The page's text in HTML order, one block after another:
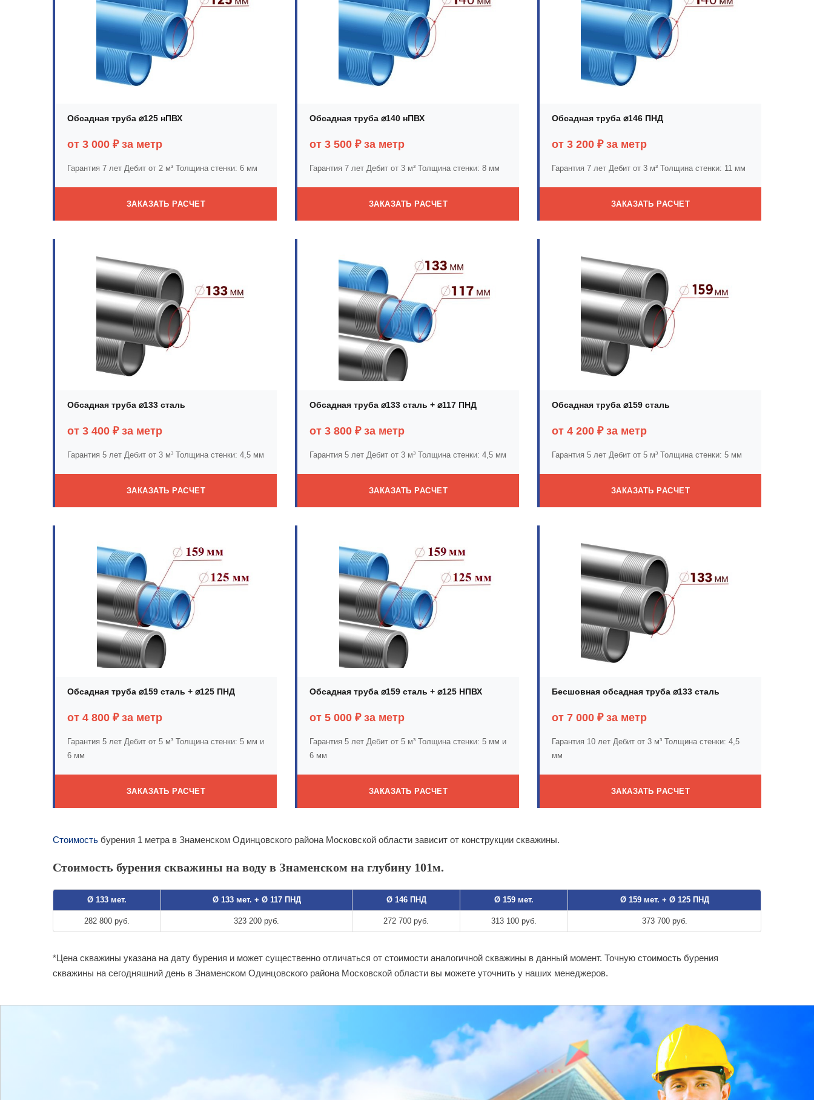
Обсадная труба ⌀125 нПВХ
от 3 000 ₽ за метр
Гарантия 7 лет Дебит от 2 м³ Толщина стенки: 6 мм
ЗАКАЗАТЬ РАСЧЕТ
Обсадная труба ⌀140 нПВХ
от 3 500 ₽ за метр
Гарантия 7 лет Дебит от 3 м³ Толщина стенки: 8 мм
ЗАКАЗАТЬ РАСЧЕТ
Обсадная труба ⌀146 ПНД
от 3 200 ₽ за метр
Гарантия 7 лет Дебит от 3 м³ Толщина стенки: 11 мм
ЗАКАЗАТЬ РАСЧЕТ
Обсадная труба ⌀133 сталь
от 3 400 ₽ за метр
Гарантия 5 лет Дебит от 3 м³ Толщина стенки: 4,5 мм
ЗАКАЗАТЬ РАСЧЕТ
Обсадная труба ⌀133 сталь + ⌀117 ПНД
от 3 800 ₽ за метр
Гарантия 5 лет Дебит от 3 м³ Толщина стенки: 4,5 мм
ЗАКАЗАТЬ РАСЧЕТ
Обсадная труба ⌀159 сталь
от 4 200 ₽ за метр
Гарантия 5 лет Дебит от 5 м³ Толщина стенки: 5 мм
ЗАКАЗАТЬ РАСЧЕТ
Обсадная труба ⌀159 сталь + ⌀125 ПНД
от 4 800 ₽ за метр
Гарантия 5 лет Дебит от 5 м³ Толщина стенки: 5 мм и
6 мм
ЗАКАЗАТЬ РАСЧЕТ
Обсадная труба ⌀159 сталь + ⌀125 НПВХ
от 5 000 ₽ за метр
Гарантия 5 лет Дебит от 5 м³ Толщина стенки: 5 мм и
6 мм
ЗАКАЗАТЬ РАСЧЕТ
Бесшовная обсадная труба ⌀133 сталь
от 7 000 ₽ за метр
Гарантия 10 лет Дебит от 3 м³ Толщина стенки: 4,5
мм
ЗАКАЗАТЬ РАСЧЕТ
Стоимость бурения 1 метра в Знаменском Одинцовского района Московской области зависит от конструкции скважины.
Стоимость бурения скважины на воду в Знаменском на глубину 101м.
Ø 133 мет. Ø 133 мет. + Ø 117 ПНД Ø 146 ПНД Ø 159 мет. Ø 159 мет. + Ø 125 ПНД
282 800 руб. 323 200 руб. 272 700 руб. 313 100 руб. 373 700 руб.
*Цена скважины указана на дату бурения и может существенно отличаться от стоимости аналогичной скважины в данный момент. Точную стоимость бурения
скважины на сегодняшний день в Знаменском Одинцовского района Московской области вы можете уточнить у наших менеджеров.